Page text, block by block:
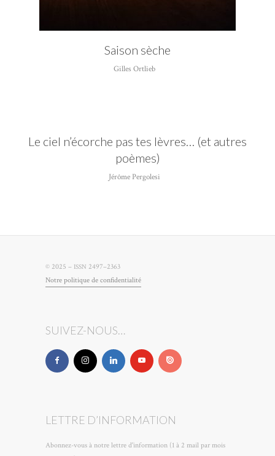
Saison sèche
Gilles Ortlieb
Le ciel n’écorche pas tes lèvres… (et autres
poèmes)
Jérôme Pergolesi
© 2025 – ISSN 2497–2363
Notre poli­tique de confidentialité
SUIVEZ-NOUS…
LETTRE D’INFORMATION
Abonnez-vous à notre lettre d'information (1 à 2 mail par mois